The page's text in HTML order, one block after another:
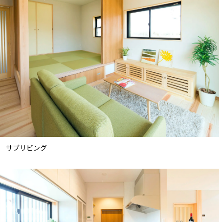
サブリビング